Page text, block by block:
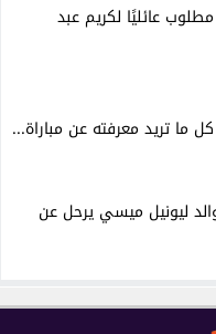
عائليًا لكريم عبد
ما تريد معرفته عن مباراة...
ليونيل ميسي يرحل عن